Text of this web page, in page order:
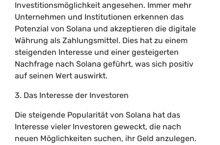
Investitionsmöglichkeit angesehen. Immer mehr
Unternehmen und Institutionen erkennen das
Potenzial von Solana und akzeptieren die digitale
Währung als Zahlungsmittel. Dies hat zu einem
steigenden Interesse und einer gesteigerten
Nachfrage nach Solana geführt, was sich positiv
auf seinen Wert auswirkt.
3. Das Interesse der Investoren
Die steigende Popularität von Solana hat das
Interesse vieler Investoren geweckt, die nach
neuen Möglichkeiten suchen, ihr Geld anzulegen.